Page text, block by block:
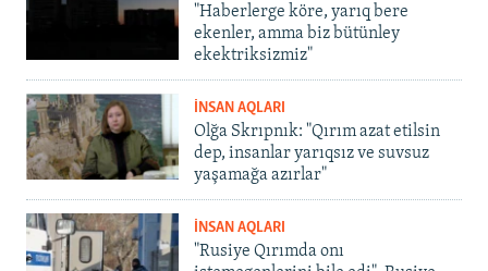
"Haberlerge köre, yarıq bere
ekenler, amma biz bütünley
ekektriksizmiz"
İNSAN AQLARI
Olğa Skrıpnık: "Qırım azat etilsin
dep, insanlar yarıqsız ve suvsuz
yaşamağa azırlar"
İNSAN AQLARI
"Rusiye Qırımda onı